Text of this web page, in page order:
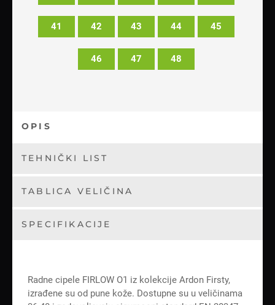
41 42 43 44 45
46 47 48
OPIS
TEHNIČKI LIST
TABLICA VELIČINA
SPECIFIKACIJE
Radne cipele FIRLOW O1 iz kolekcije Ardon Firsty,
izrađene su od pune kože. Dostupne su u veličinama